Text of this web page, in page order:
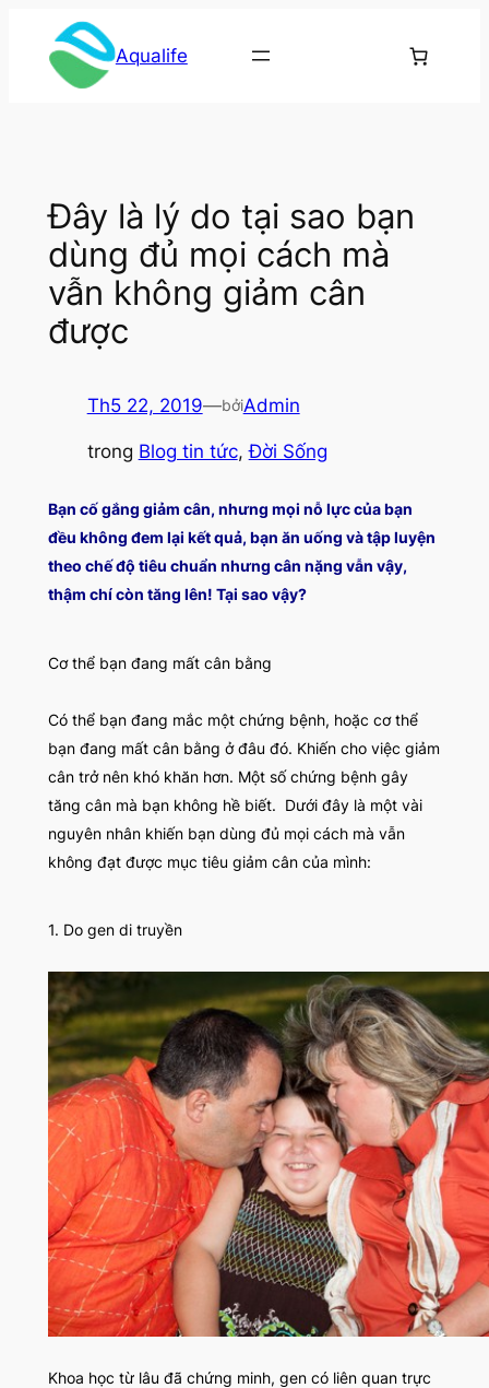
Chuyển
Aqualife
Đây là lý do tại sao bạn
dùng đủ mọi cách mà
vẫn không giảm cân
được
Th5 22, 2019—bởiAdmin
trong Blog tin tức, Đời Sống
Bạn cố gắng giảm cân, nhưng mọi nỗ lực của bạn
đều không đem lại kết quả, bạn ăn uống và tập luyện
theo chế độ tiêu chuẩn nhưng cân nặng vẫn vậy,
thậm chí còn tăng lên! Tại sao vậy?
Cơ thể bạn đang mất cân bằng
Có thể bạn đang mắc một chứng bệnh, hoặc cơ thể
bạn đang mất cân bằng ở đâu đó. Khiến cho việc giảm
cân trở nên khó khăn hơn. Một số chứng bệnh gây
tăng cân mà bạn không hề biết. Dưới đây là một vài
nguyên nhân khiến bạn dùng đủ mọi cách mà vẫn
không đạt được mục tiêu giảm cân của mình:
1. Do gen di truyền
Khoa học từ lâu đã chứng minh, gen có liên quan trực